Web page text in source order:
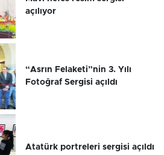
açılıyor
“Asrın Felaketi”nin 3. Yılı
Fotoğraf Sergisi açıldı
Atatürk portreleri sergisi açıldı